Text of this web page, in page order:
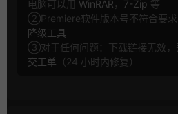
电脑可以用 WinRAR ， 7-Zip 等
②Premiere软件版本号不符合要求
降级工具
③对于任何问题：下载链接无效，
交工单 （24 小时内修复）